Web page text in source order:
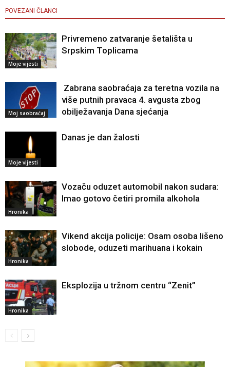
POVEZANI ČLANCI
Moje vijesti
Privremeno zatvaranje šetališta u
Srpskim Toplicama
Moj saobraćaj
Zabrana saobraćaja za teretna vozila na
više putnih pravaca 4. avgusta zbog
obilježavanja Dana sjećanja
Moje vijesti
Danas je dan žalosti
Hronika
Vozaču oduzet automobil nakon sudara:
Imao gotovo četiri promila alkohola
Hronika
Vikend akcija policije: Osam osoba lišeno
slobode, oduzeti marihuana i kokain
Hronika
Eksplozija u tržnom centru “Zenit”